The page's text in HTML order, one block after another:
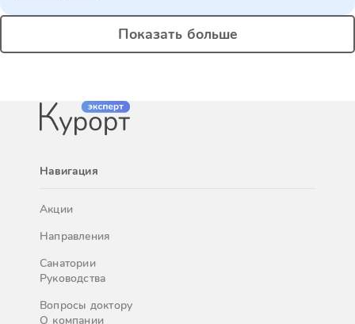
Показать больше
Навигация
Акции
Направления
Санатории
Руководства
Вопросы доктору
О компании